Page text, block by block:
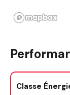
Classe